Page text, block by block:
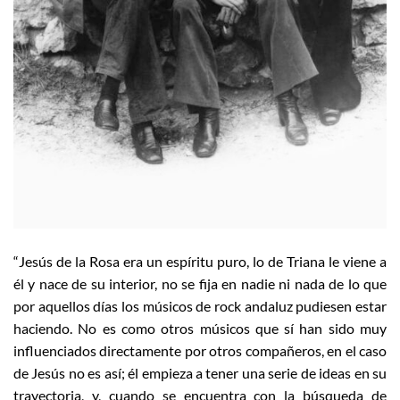
“Jesús de la Rosa era un espíritu puro, lo de Triana le viene a
él y nace de su interior, no se fija en nadie ni nada de lo que
por aquellos días los músicos de rock andaluz pudiesen estar
haciendo. No es como otros músicos que sí han sido muy
influenciados directamente por otros compañeros, en el caso
de Jesús no es así; él empieza a tener una serie de ideas en su
trayectoria, y, cuando se encuentra con la búsqueda de